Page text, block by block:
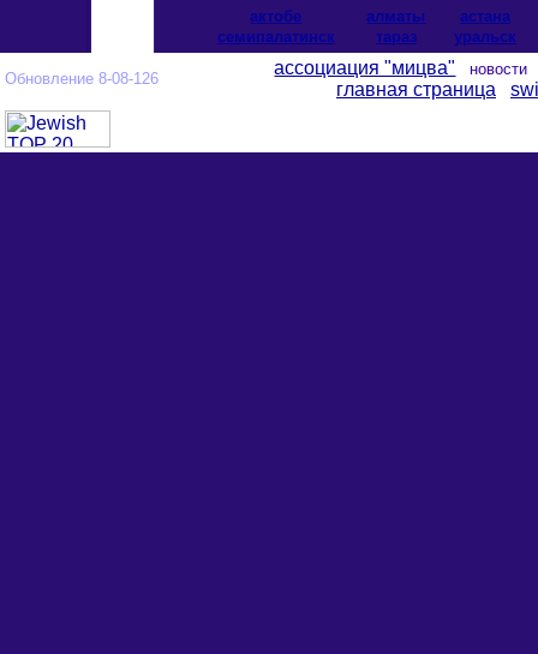
актобе алматы
астана
cемипалатинск
тараз уральск
Обновление 8-08-126
ассоциация "мицва"
главная страница